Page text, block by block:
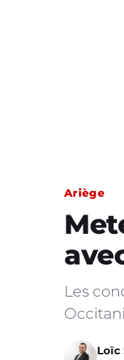
Ariège
Les
Loïc